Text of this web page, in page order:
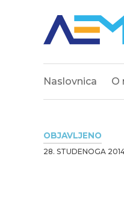
Naslovnica O
OBJAVLJENO
28. STUDENOGA